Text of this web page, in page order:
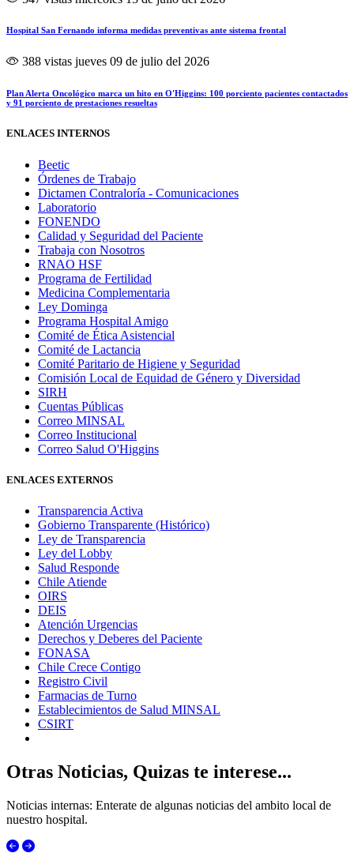
Hospital San Fernando informa medidas preventivas ante sistema frontal
388 vistas jueves 09 de julio del 2026
Plan Alerta Oncológico marca un hito en O'Higgins: 100 porciento pacientes contactados
y 91 porciento de prestaciones resueltas
ENLACES INTERNOS
Beetic
Órdenes de Trabajo
Dictamen Contraloría - Comunicaciones
Laboratorio
FONENDO
Calidad y Seguridad del Paciente
Trabaja con Nosotros
RNAO HSF
Programa de Fertilidad
Medicina Complementaria
Ley Dominga
Programa Hospital Amigo
Comité de Ética Asistencial
Comité de Lactancia
Comité Paritario de Higiene y Seguridad
Comisión Local de Equidad de Género y Diversidad
SIRH
Cuentas Públicas
Correo MINSAL
Correo Institucional
Correo Salud O'Higgins
ENLACES EXTERNOS
Transparencia Activa
Gobierno Transparente (Histórico)
Ley de Transparencia
Ley del Lobby
Salud Responde
Chile Atiende
OIRS
DEIS
Atención Urgencias
Derechos y Deberes del Paciente
FONASA
Chile Crece Contigo
Registro Civil
Farmacias de Turno
Establecimientos de Salud MINSAL
CSIRT
Otras Noticias, Quizas te interese...
Noticias internas: Enterate de algunas noticias del ambito local de
nuestro hospital.